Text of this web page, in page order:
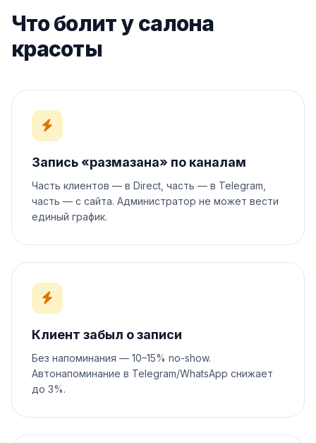
Что болит у салона
красоты
Запись «размазана» по каналам
Часть клиентов — в Direct, часть — в Telegram,
часть — с сайта. Администратор не может вести
единый график.
Клиент забыл о записи
Без напоминания — 10–15% no-show.
Автонапоминание в Telegram/WhatsApp снижает
до 3%.